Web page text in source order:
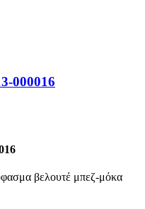
000016
βελουτέ μπεζ-μόκα